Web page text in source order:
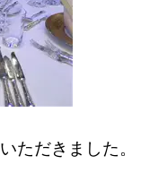
ただきました。